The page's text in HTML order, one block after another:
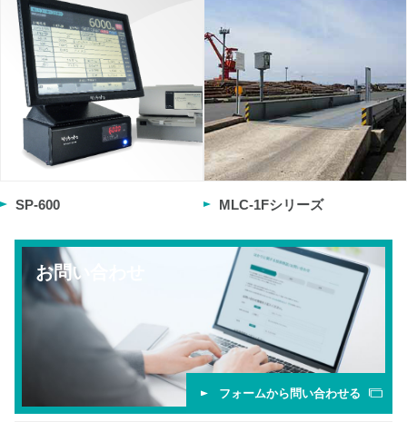
SP-600 MLC-1Fシリーズ
お問い合わせ
フォームから問い合わせる